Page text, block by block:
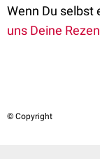
Wenn Du selbst
uns Deine
© Copyright